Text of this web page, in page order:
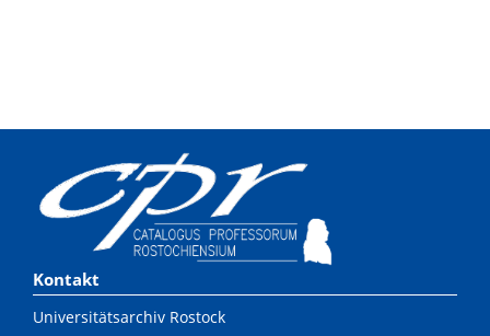
Kontakt
Universitätsarchiv Rostock